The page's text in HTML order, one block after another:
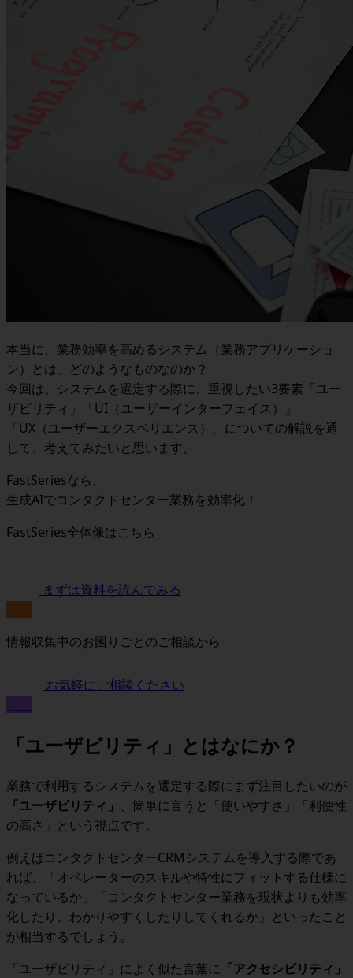
本当に、業務効率を高めるシステム（業務アプリケーショ
ン）とは、どのようなものなのか？
今回は、システムを選定する際に、重視したい3要素「ユー
ザビリティ」「UI（ユーザーインターフェイス）」
「UX（ユーザーエクスペリエンス）」についての解説を通
して、考えてみたいと思います。
FastSeriesなら、
生成AIでコンタクトセンター業務を効率化！
FastSeries全体像はこちら
まずは資料を読んでみる
情報収集中のお困りごとのご相談から
お気軽にご相談ください
「ユーザビリティ」とはなにか？
業務で利用するシステムを選定する際にまず注目したいのが
「ユーザビリティ」 、簡単に言うと「使いやすさ」「利便性
の高さ」という視点です。
例えばコンタクトセンターCRMシステムを導入する際であ
れば、「オペレーターのスキルや特性にフィットする仕様に
なっているか」「コンタクトセンター業務を現状よりも効率
化したり、わかりやすくしたりしてくれるか」
といったこと
が相当するでしょう。
「ユーザビリティ」によく似た言葉に 「アクセシビリティ」